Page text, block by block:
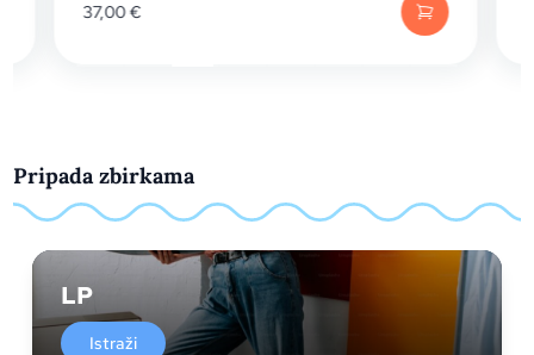
37,00€
Pripada zbirkama
LP
Istraži